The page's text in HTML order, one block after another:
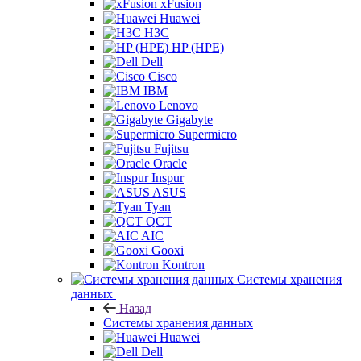
xFusion
Huawei
H3C
HP (HPE)
Dell
Cisco
IBM
Lenovo
Gigabyte
Supermicro
Fujitsu
Oracle
Inspur
ASUS
Tyan
QCT
AIC
Gooxi
Kontron
Системы хранения
данных
Назад
Системы хранения данных
Huawei
Dell